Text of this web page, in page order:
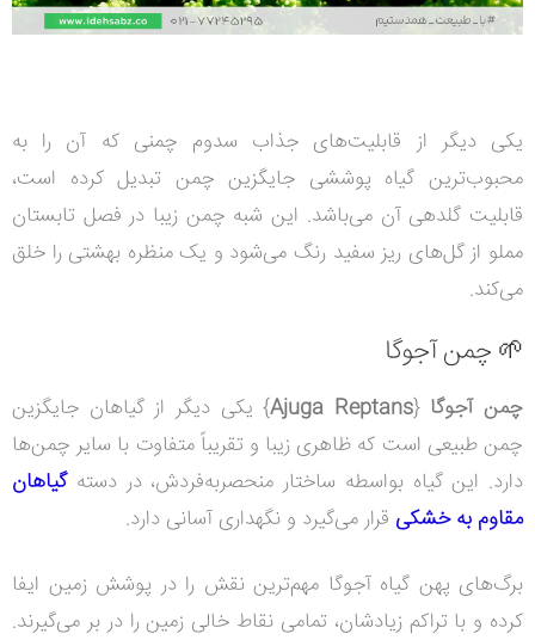
یکی دیگر از قابلیت‌های جذاب سدوم چمنی که آن را به
محبوب‌ترین گیاه پوششی جایگزین چمن تبدیل کرده است،
قابلیت گلدهی آن می‌باشد. این شبه چمن زیبا در فصل تابستان
مملو از گل‌های ریز سفید رنگ می‌شود و یک منظره بهشتی را خلق
می‌کند.
🌱 چمن آجوگا
چمن آجوگا {
Ajuga Reptans} یکی دیگر از گیاهان جایگزین
چمن طبیعی است که ظاهری زیبا و تقریباً متفاوت با سایر چمن‌ها
دارد. این گیاه بواسطه ساختار منحصربه‌فردش، در دستهگیاهان
مقاوم به خشکی قرار می‌گیرد و نگهداری آسانی دارد.
برگ‌های پهن گیاه آجوگا مهم‌ترین نقش را در پوشش زمین ایفا
کرده و با تراکم زیادشان، تمامی نقاط خالی زمین را در بر می‌گیرند.